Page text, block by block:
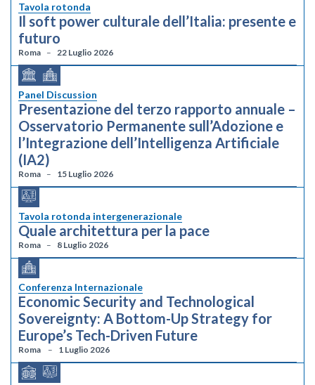
Tavola rotonda
Il soft power culturale dell’Italia: presente e
futuro
Roma 22 Luglio 2026
Panel Discussion
Presentazione del terzo rapporto annuale –
Osservatorio Permanente sull’Adozione e
l’Integrazione dell’Intelligenza Artificiale
(IA2)
Roma 15 Luglio 2026
Tavola rotonda intergenerazionale
Quale architettura per la pace
Roma 8 Luglio 2026
Conferenza Internazionale
Economic Security and Technological
Sovereignty: A Bottom-Up Strategy for
Europe’s Tech-Driven Future
Roma 1 Luglio 2026